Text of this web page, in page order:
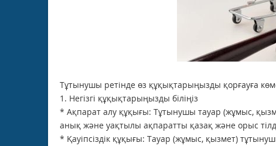
Тұтынушы ретінде өз құқықтарыңызды қорғауға
1. Негізгі құқықтарыңызды біліңіз
* Ақпарат алу құқығы: Тұтынушы тауар (жұмыс,
анық және уақтылы ақпаратты қазақ және орыс
* Қауіпсіздік құқығы: Тауар (жұмыс, қызмет)